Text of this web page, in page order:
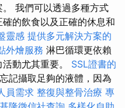
我們可以透過多種方式
的飲食以及正確的休息和
靈感 提供多元解決方案的
外燴服務 淋巴循環更依賴
動尤其重要。 SSL證書的
記攝取足夠的液體，因為
員需求 整復與整骨治療 專